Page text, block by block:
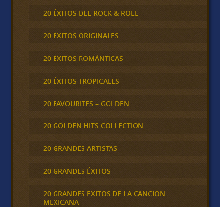
20 ÉXITOS DEL ROCK & ROLL
20 ÉXITOS ORIGINALES
20 ÉXITOS ROMÁNTICAS
20 ÉXITOS TROPICALES
20 FAVOURITES – GOLDEN
20 GOLDEN HITS COLLECTION
20 GRANDES ARTISTAS
20 GRANDES ÉXITOS
20 GRANDES EXITOS DE LA CANCION
MEXICANA